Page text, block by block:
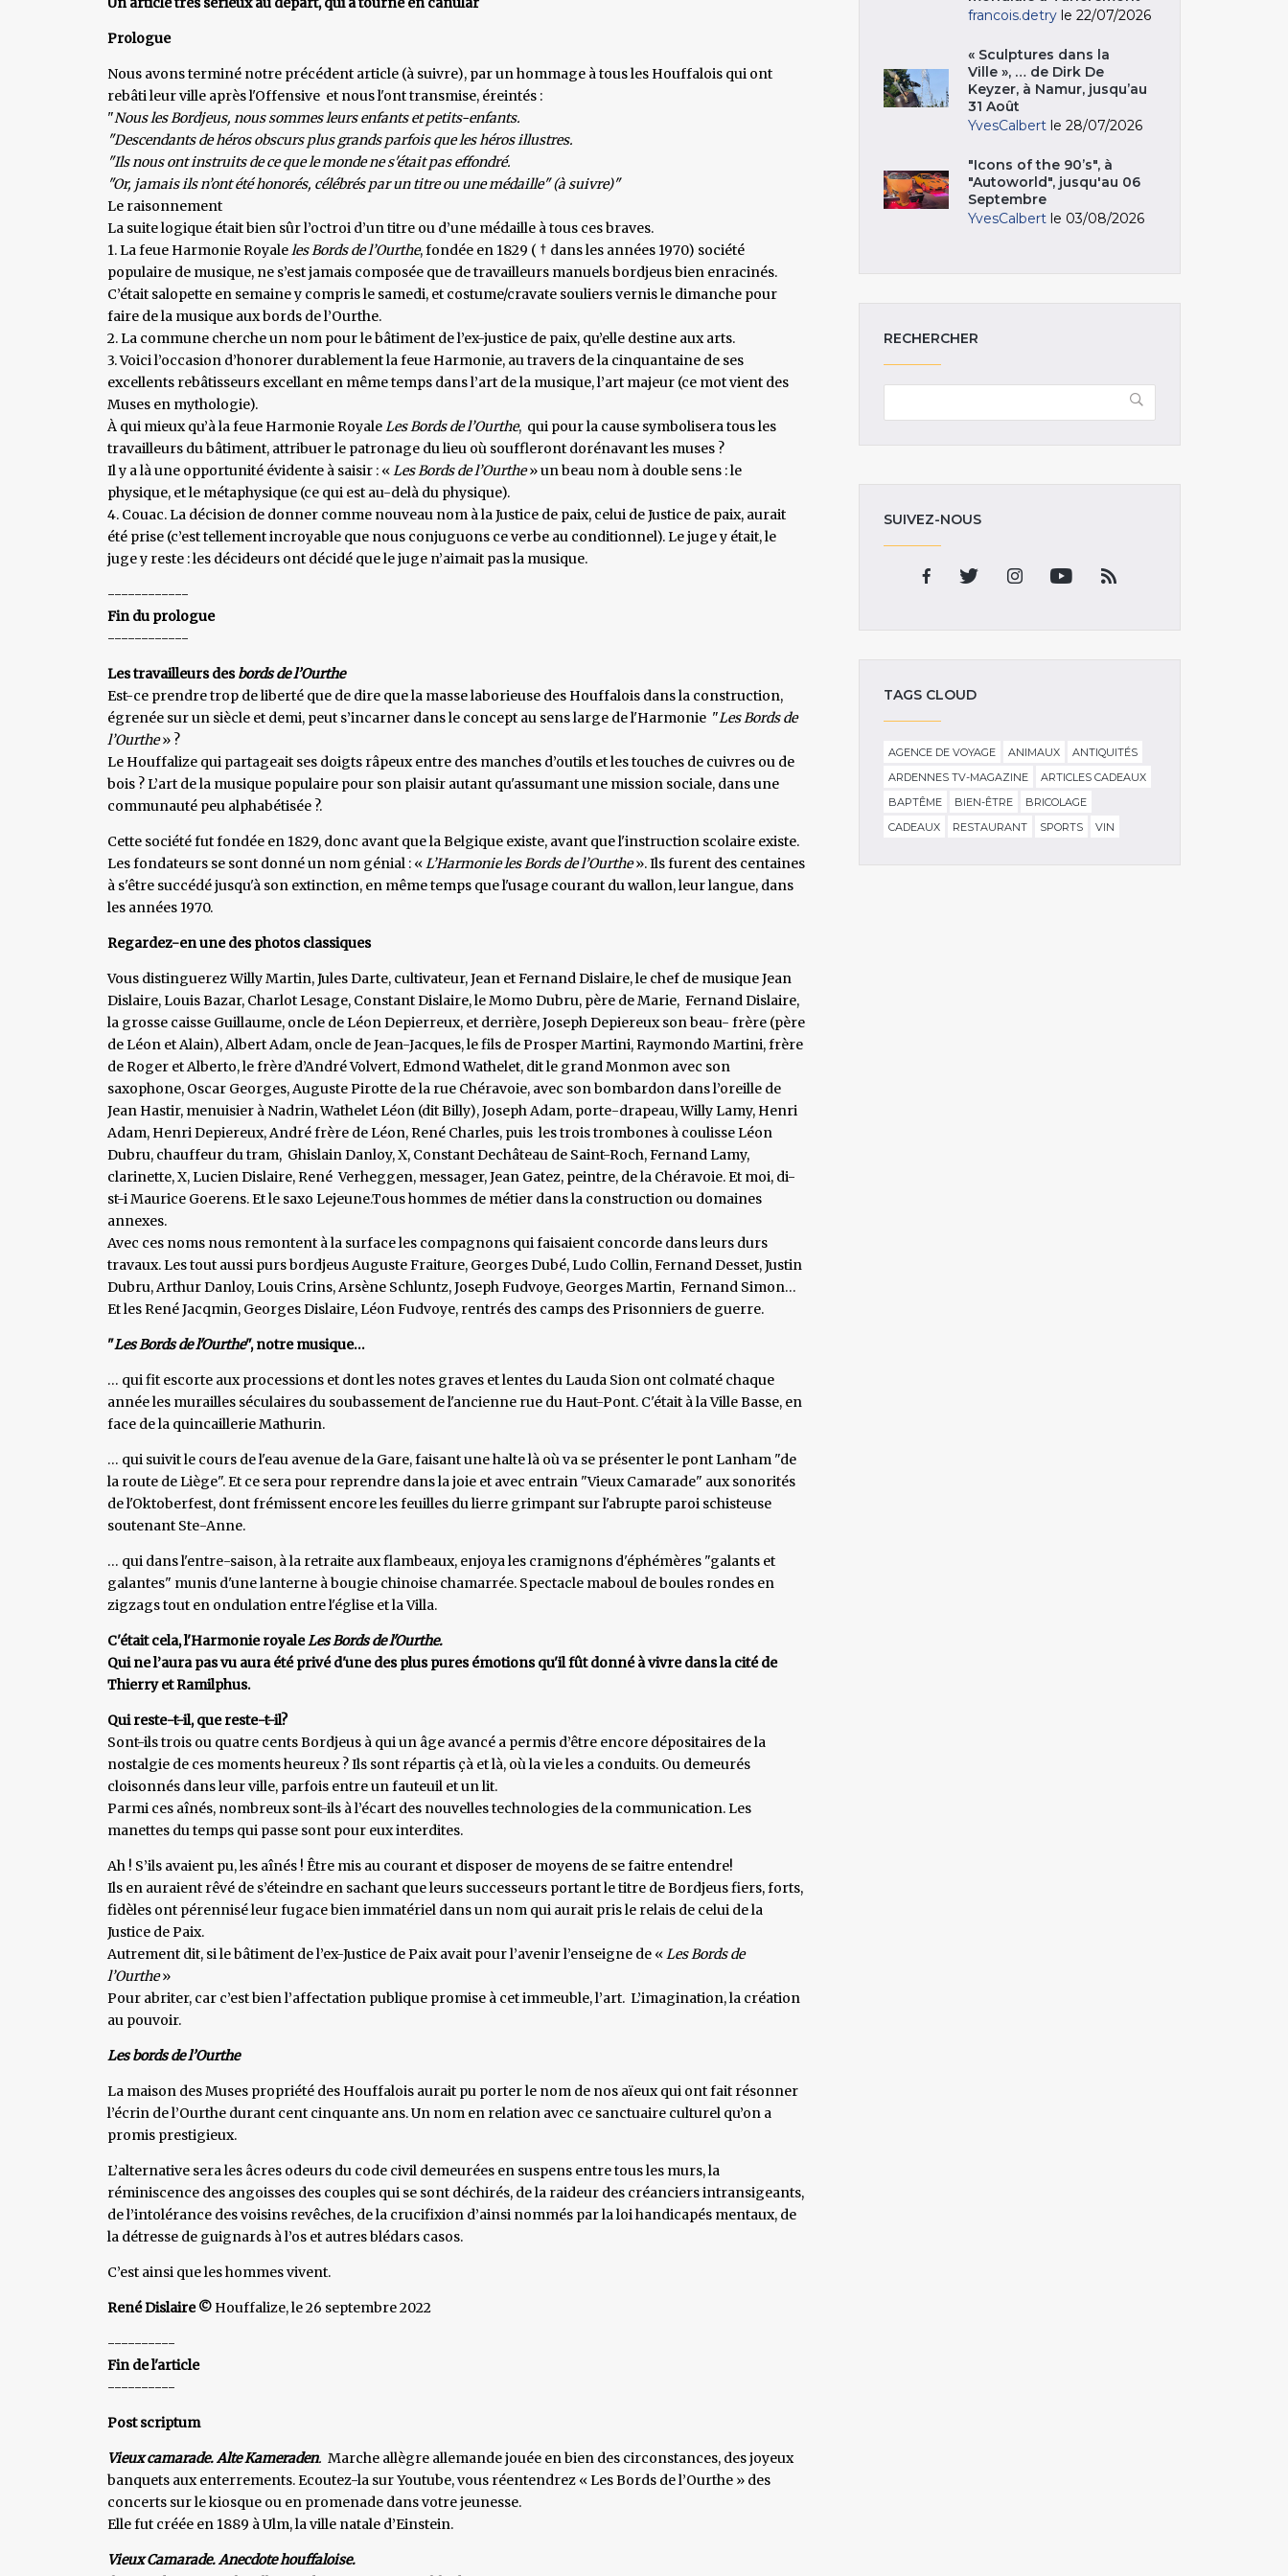
Prologue
Nous avons terminé notre précédent article (à suivre), par un hommage à tous les Houffalois qui ont
rebâti leur ville après l'Offensive et nous l'ont transmise, éreintés :
"Nous les Bordjeus, nous sommes leurs enfants et petits-enfants.
"Descendants de héros obscurs plus grands parfois que les héros illustres.
"Ils nous ont instruits de ce que le monde ne s'était pas effondré.
"Or, jamais ils n’ont été honorés, célébrés par un titre ou une médaille" (à suivre)"
Le raisonnement
La suite logique était bien sûr l’octroi d’un titre ou d’une médaille à tous ces braves.
1. La feue Harmonie Royaleles Bords de l’Ourthe, fondée en 1829 ( † dans les années 1970) société
populaire de musique, ne s’est jamais composée que de travailleurs manuels bordjeus bien enracinés.
C’était salopette en semaine y compris le samedi, et costume/cravate souliers vernis le dimanche pour
faire de la musique aux bords de l’Ourthe.
2. La commune cherche un nom pour le bâtiment de l’ex-justice de paix, qu’elle destine aux arts.
3. Voici l’occasion d’honorer durablement la feue Harmonie, au travers de la cinquantaine de ses
excellents rebâtisseurs excellant en même temps dans l’art de la musique, l’art majeur (ce mot vient des
Muses en mythologie).
À qui mieux qu’à la feue Harmonie RoyaleLes Bords de l’Ourthe, qui pour la cause symbolisera tous les
travailleurs du bâtiment, attribuer le patronage du lieu où souffleront dorénavant les muses ?
Il y a là une opportunité évidente à saisir : «Les Bords de l’Ourthe» un beau nom à double sens : le
physique, et le métaphysique (ce qui est au-delà du physique).
4. Couac. La décision de donner comme nouveau nom à la Justice de paix, celui de Justice de paix, aurait
été prise (c’est tellement incroyable que nous conjuguons ce verbe au conditionnel). Le juge y était, le
juge y reste : les décideurs ont décidé que le juge n’aimait pas la musique.
------------
Fin du prologue
------------
Les travailleurs desbords de l’Ourthe
Est-ce prendre trop de liberté que de dire que la masse laborieuse des Houffalois dans la construction,
égrenée sur un siècle et demi, peut s’incarner dans le concept au sens large de l'Harmonie "Les Bords de
l’Ourthe» ?
Le Houffalize qui partageait ses doigts râpeux entre des manches d’outils et les touches de cuivres ou de
bois ? L’art de la musique populaire pour son plaisir autant qu'assumant une mission sociale, dans une
communauté peu alphabétisée ?.
Cette société fut fondée en 1829, donc avant que la Belgique existe, avant que l'instruction scolaire existe.
Les fondateurs se sont donné un nom génial : «L’Harmonie les Bords de l’Ourthe». Ils furent des centaines
à s'être succédé jusqu'à son extinction, en même temps que l'usage courant du wallon, leur langue, dans
les années 1970.
Regardez-en une des photos classiques
Vous distinguerez Willy Martin, Jules Darte, cultivateur, Jean et Fernand Dislaire, le chef de musique Jean
Dislaire, Louis Bazar, Charlot Lesage, Constant Dislaire, le Momo Dubru, père de Marie, Fernand Dislaire,
la grosse caisse Guillaume, oncle de Léon Depierreux, et derrière, Joseph Depiereux son beau- frère (père
de Léon et Alain), Albert Adam, oncle de Jean-Jacques, le fils de Prosper Martini, Raymondo Martini, frère
de Roger et Alberto, le frère d’André Volvert, Edmond Wathelet, dit le grand Monmon avec son
saxophone, Oscar Georges, Auguste Pirotte de la rue Chéravoie, avec son bombardon dans l’oreille de
Jean Hastir, menuisier à Nadrin, Wathelet Léon (dit Billy), Joseph Adam, porte-drapeau, Willy Lamy, Henri
Adam, Henri Depiereux, André frère de Léon, René Charles, puis les trois trombones à coulisse Léon
Dubru, chauffeur du tram, Ghislain Danloy, X, Constant Dechâteau de Saint-Roch, Fernand Lamy,
clarinette, X, Lucien Dislaire, René Verheggen, messager, Jean Gatez, peintre, de la Chéravoie. Et moi, di-
st-i Maurice Goerens. Et le saxo Lejeune.Tous hommes de métier dans la construction ou domaines
annexes.
Avec ces noms nous remontent à la surface les compagnons qui faisaient concorde dans leurs durs
travaux. Les tout aussi purs bordjeus Auguste Fraiture, Georges Dubé, Ludo Collin, Fernand Desset, Justin
Dubru, Arthur Danloy, Louis Crins, Arsène Schluntz, Joseph Fudvoye, Georges Martin, Fernand Simon…
Et les René Jacqmin, Georges Dislaire, Léon Fudvoye, rentrés des camps des Prisonniers de guerre.
"Les Bords de l'Ourthe", notre musique…
… qui fit escorte aux processions et dont les notes graves et lentes du Lauda Sion ont colmaté chaque
année les murailles séculaires du soubassement de l'ancienne rue du Haut-Pont. C'était à la Ville Basse, en
face de la quincaillerie Mathurin.
… qui suivit le cours de l'eau avenue de la Gare, faisant une halte là où va se présenter le pont Lanham "de
la route de Liège". Et ce sera pour reprendre dans la joie et avec entrain "Vieux Camarade" aux sonorités
de l'Oktoberfest, dont frémissent encore les feuilles du lierre grimpant sur l'abrupte paroi schisteuse
soutenant Ste-Anne.
… qui dans l'entre-saison, à la retraite aux flambeaux, enjoya les cramignons d'éphémères "galants et
galantes" munis d'une lanterne à bougie chinoise chamarrée. Spectacle maboul de boules rondes en
zigzags tout en ondulation entre l'église et la Villa.
C'était cela, l'Harmonie royaleLes Bords de l'Ourthe.
Qui ne l’aura pas vu aura été privé d'une des plus pures émotions qu'il fût donné à vivre dans la cité de
Thierry et Ramilphus.
Qui reste-t-il, que reste-t-il?
Sont-ils trois ou quatre cents Bordjeus à qui un âge avancé a permis d’être encore dépositaires de la
nostalgie de ces moments heureux ? Ils sont répartis çà et là, où la vie les a conduits. Ou demeurés
cloisonnés dans leur ville, parfois entre un fauteuil et un lit.
Parmi ces aînés, nombreux sont-ils à l’écart des nouvelles technologies de la communication. Les
manettes du temps qui passe sont pour eux interdites.
Ah ! S’ils avaient pu, les aînés ! Être mis au courant et disposer de moyens de se faitre entendre!
Ils en auraient rêvé de s’éteindre en sachant que leurs successeurs portant le titre de Bordjeus fiers, forts,
fidèles ont pérennisé leur fugace bien immatériel dans un nom qui aurait pris le relais de celui de la
Justice de Paix.
Autrement dit, si le bâtiment de l’ex-Justice de Paix avait pour l’avenir l’enseigne de «Les Bords de
l’Ourthe»
Pour abriter, car c’est bien l’affectation publique promise à cet immeuble, l’art. L’imagination, la création
au pouvoir.
Les bords de l’Ourthe
La maison des Muses propriété des Houffalois aurait pu porter le nom de nos aïeux qui ont fait résonner
l’écrin de l’Ourthe durant cent cinquante ans. Un nom en relation avec ce sanctuaire culturel qu’on a
promis prestigieux.
L’alternative sera les âcres odeurs du code civil demeurées en suspens entre tous les murs, la
réminiscence des angoisses des couples qui se sont déchirés, de la raideur des créanciers intransigeants,
de l’intolérance des voisins revêches, de la crucifixion d’ainsi nommés par la loi handicapés mentaux, de
la détresse de guignards à l’os et autres blédars casos.
C’est ainsi que les hommes vivent.
René Dislaire © Houffalize, le 26 septembre 2022
----------
Fin de l'article
----------
Post scriptum
Vieux camarade. Alte Kameraden. Marche allègre allemande jouée en bien des circonstances, des joyeux
banquets aux enterrements. Ecoutez-la sur Youtube, vous réentendrez « Les Bords de l’Ourthe » des
concerts sur le kiosque ou en promenade dans votre jeunesse.
Elle fut créée en 1889 à Ulm, la ville natale d’Einstein.
Vieux Camarade. Anecdote houffaloise.
francois.detry le 22/07/2026
« Sculptures dans la
Ville », … de Dirk De
Keyzer, à Namur, jusqu’au
31 Août
YvesCalbert le 28/07/2026
"Icons of the 90’s", à
"Autoworld", jusqu'au 06
Septembre
YvesCalbert le 03/08/2026
RECHERCHER
SUIVEZ-NOUS
TAGS CLOUD
AGENCE DE VOYAGE ANIMAUX
ANTIQUITÉS
ARDENNES TV-MAGAZINE
ARTICLES CADEAUX
BAPTÊME
BIEN-ÊTRE
BRICOLAGE
CADEAUX
RESTAURANT SPORTS VIN